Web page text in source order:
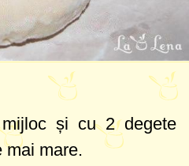
și cu 2 degete
mai mare.